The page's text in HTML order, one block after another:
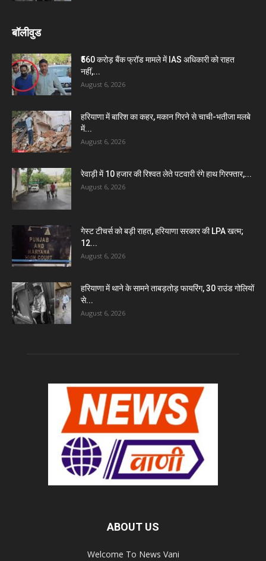
बॉलीवुड
₹560 करोड़ बैंक फ्रॉड मामले में IAS अधिकारी को राहत
नहीं,...
August 6, 2026
हरियाणा में बारिश का कहर, मकान गिरने से चाची-भतीजा मलबे
में...
August 6, 2026
रेवाड़ी में 10 हजार की रिश्वत लेते पटवारी रंगे हाथ गिरफ्तार,...
August 6, 2026
गेस्ट टीचर्स को बड़ी राहत, हरियाणा सरकार की LPA खत्म;
12...
August 6, 2026
हरियाणा में थाने के सामने ताबड़तोड़ फायरिंग, 30 राउंड गोलियों
से...
August 6, 2026
ABOUT US
Welcome To News Vani